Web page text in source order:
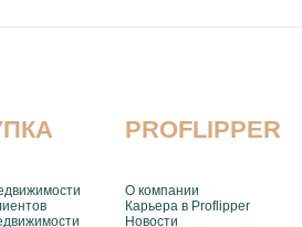
PROFLIPPER
О компании
Карьера в Proflipper
Новости